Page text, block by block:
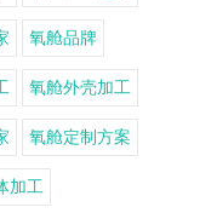
氧舱品牌
氧舱外壳加工
氧舱定制方案
加工